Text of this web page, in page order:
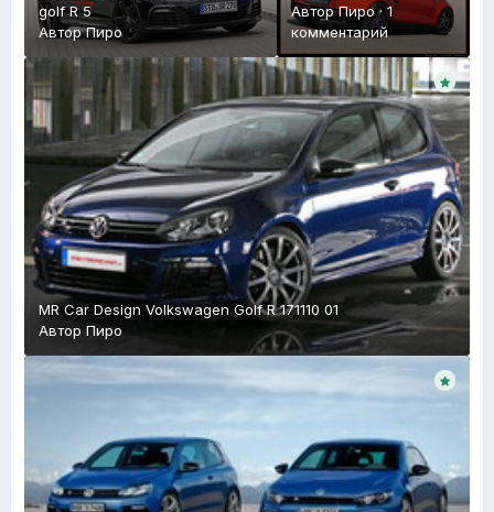
golf R 5
АвторПиро
АвторПиро·1
комментарий
MR Car Design Volkswagen Golf R 171110 01
Автор Пиро